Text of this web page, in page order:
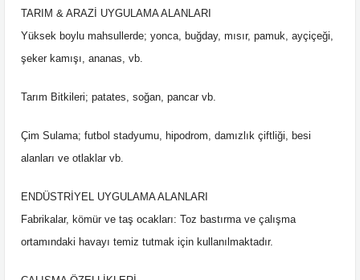
TARIM & ARAZİ UYGULAMA ALANLARI
Yüksek boylu mahsullerde; yonca, buğday, mısır, pamuk, ayçiçeği,
şeker kamışı, ananas, vb.
Tarım Bitkileri; patates, soğan, pancar vb.
Çim Sulama; futbol stadyumu, hipodrom, damızlık çiftliği, besi
alanları ve otlaklar vb.
ENDÜSTRİYEL UYGULAMA ALANLARI
Fabrikalar, kömür ve taş ocakları: Toz bastırma ve çalışma
ortamındaki havayı temiz tutmak için kullanılmaktadır.